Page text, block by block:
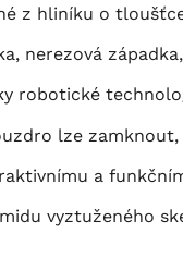
z hliníku o
nerezová
robotické
lze
a
vyztuženého